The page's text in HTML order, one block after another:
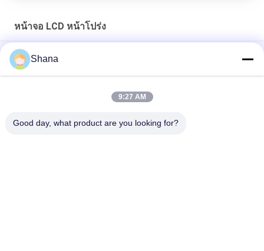
หน้าจอ LCD หน้าโปร่ง
ตู้แสดงป้ายดิจิทัลแบบตั้งพื้น Super Slim พร้อมจอแสดงผลคู่
Shana
9:27 AM
Good day, what product are you looking for?